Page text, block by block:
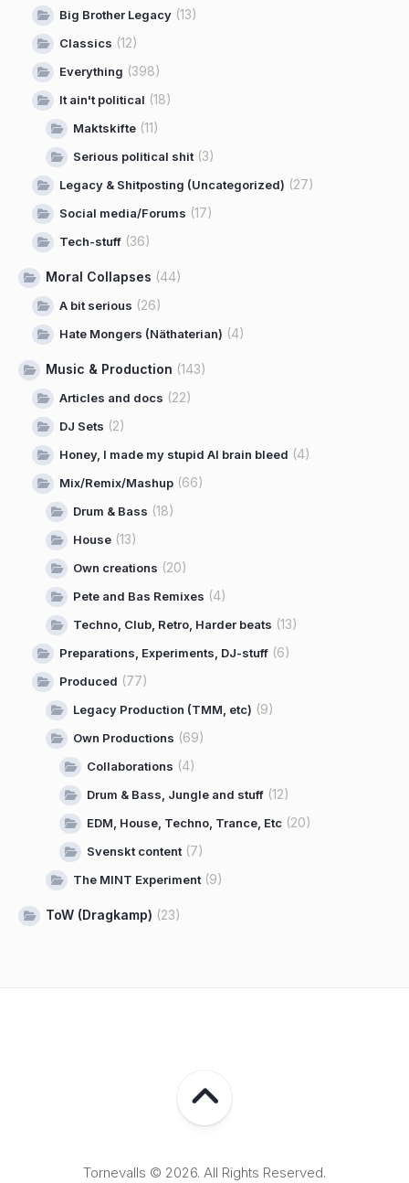
Big Brother Legacy (13)
Classics (12)
Everything (398)
It ain't political (18)
Maktskifte (11)
Serious political shit (3)
Legacy & Shitposting (Uncategorized) (27)
Social media/Forums (17)
Tech-stuff (36)
Moral Collapses (44)
A bit serious (26)
Hate Mongers (Näthaterian) (4)
Music & Production (143)
Articles and docs (22)
DJ Sets (2)
Honey, I made my stupid AI brain bleed (4)
Mix/Remix/Mashup (66)
Drum & Bass (18)
House (13)
Own creations (20)
Pete and Bas Remixes (4)
Techno, Club, Retro, Harder beats (13)
Preparations, Experiments, DJ-stuff (6)
Produced (77)
Legacy Production (TMM, etc) (9)
Own Productions (69)
Collaborations (4)
Drum & Bass, Jungle and stuff (12)
EDM, House, Techno, Trance, Etc (20)
Svenskt content (7)
The MINT Experiment (9)
ToW (Dragkamp) (23)
Tornevalls © 2026. All Rights Reserved.